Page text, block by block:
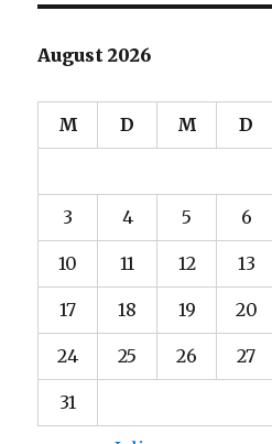
August 2026
M D M D
3 4 5 6
10 11 12 13
17 18 19 20
24 25 26 27
31